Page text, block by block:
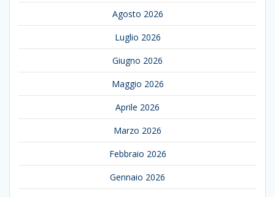
Agosto 2026
Luglio 2026
Giugno 2026
Maggio 2026
Aprile 2026
Marzo 2026
Febbraio 2026
Gennaio 2026